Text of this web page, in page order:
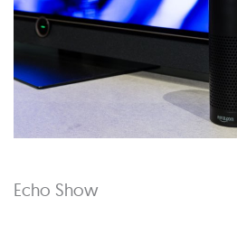
Echo Show